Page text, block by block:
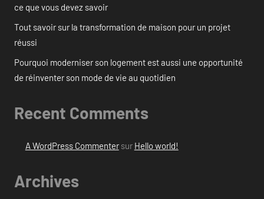
ce que vous devez savoir
Tout savoir sur la transformation de maison pour un projet
réussi
Pourquoi moderniser son logement est aussi une opportunité
de réinventer son mode de vie au quotidien
Recent Comments
A WordPress Commentersur Hello world!
Archives